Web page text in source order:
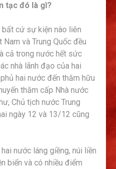
tạc đó là gì?
bất cứ sự kiện nào liên
và Trung Quốc đều
cả trong nước hết sức
nhà lãnh đạo của hai
hai nước đến thăm hữu
thăm cấp Nhà nước
Chủ tịch nước Trung
ngày 12 và 13/12 cũng
nước láng giềng, núi liền
biển và có nhiều điểm